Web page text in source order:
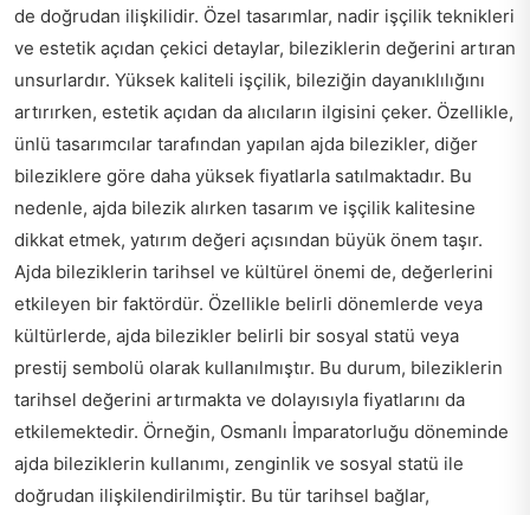
de doğrudan ilişkilidir. Özel tasarımlar, nadir işçilik teknikleri
ve estetik açıdan çekici detaylar, bileziklerin değerini artıran
unsurlardır. Yüksek kaliteli işçilik, bileziğin dayanıklılığını
artırırken, estetik açıdan da alıcıların ilgisini çeker. Özellikle,
ünlü tasarımcılar tarafından yapılan ajda bilezikler, diğer
bileziklere göre daha yüksek fiyatlarla satılmaktadır. Bu
nedenle, ajda bilezik alırken tasarım ve işçilik kalitesine
dikkat etmek, yatırım değeri açısından büyük önem taşır.
Ajda bileziklerin tarihsel ve kültürel önemi de, değerlerini
etkileyen bir faktördür. Özellikle belirli dönemlerde veya
kültürlerde, ajda bilezikler belirli bir sosyal statü veya
prestij sembolü olarak kullanılmıştır. Bu durum, bileziklerin
tarihsel değerini artırmakta ve dolayısıyla fiyatlarını da
etkilemektedir. Örneğin, Osmanlı İmparatorluğu döneminde
ajda bileziklerin kullanımı, zenginlik ve sosyal statü ile
doğrudan ilişkilendirilmiştir. Bu tür tarihsel bağlar,